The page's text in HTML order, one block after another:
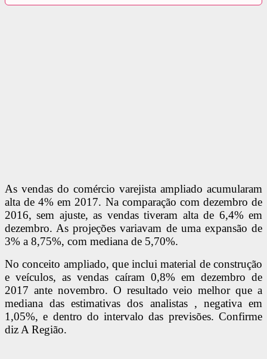
As vendas do comércio varejista ampliado acumularam
alta de 4% em 2017. Na comparação com dezembro de
2016, sem ajuste, as vendas tiveram alta de 6,4% em
dezembro. As projeções variavam de uma expansão de
3% a 8,75%, com mediana de 5,70%.
No conceito ampliado, que inclui material de construção
e veículos, as vendas caíram 0,8% em dezembro de
2017 ante novembro. O resultado veio melhor que a
mediana das estimativas dos analistas , negativa em
1,05%, e dentro do intervalo das previsões. Confirme
diz A Região.